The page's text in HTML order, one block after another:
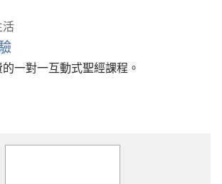
一對一互動式聖經課程。